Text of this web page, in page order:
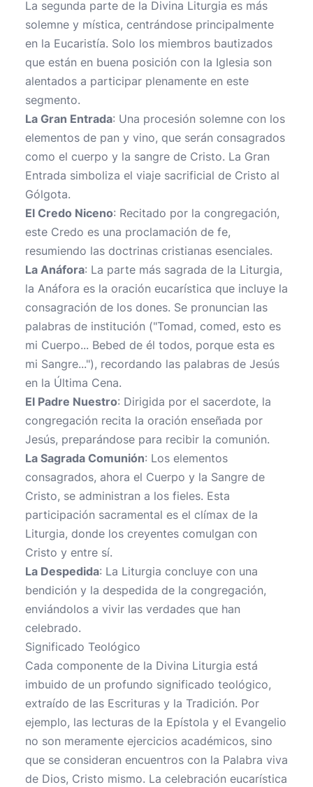
La segunda parte de la Divina Liturgia es más
solemne y mística, centrándose principalmente
en la Eucaristía. Solo los miembros bautizados
que están en buena posición con la Iglesia son
alentados a participar plenamente en este
segmento.
La Gran Entrada: Una procesión solemne con los
elementos de pan y vino, que serán consagrados
como el cuerpo y la sangre de Cristo. La Gran
Entrada simboliza el viaje sacrificial de Cristo al
Gólgota.
El Credo Niceno: Recitado por la congregación,
este Credo es una proclamación de fe,
resumiendo las doctrinas cristianas esenciales.
La Anáfora: La parte más sagrada de la Liturgia,
la Anáfora es la oración eucarística que incluye la
consagración de los dones. Se pronuncian las
palabras de institución ("Tomad, comed, esto es
mi Cuerpo... Bebed de él todos, porque esta es
mi Sangre..."), recordando las palabras de Jesús
en la Última Cena.
El Padre Nuestro: Dirigida por el sacerdote, la
congregación recita la oración enseñada por
Jesús, preparándose para recibir la comunión.
La Sagrada Comunión: Los elementos
consagrados, ahora el Cuerpo y la Sangre de
Cristo, se administran a los fieles. Esta
participación sacramental es el clímax de la
Liturgia, donde los creyentes comulgan con
Cristo y entre sí.
La Despedida: La Liturgia concluye con una
bendición y la despedida de la congregación,
enviándolos a vivir las verdades que han
celebrado.
Significado Teológico
Cada componente de la Divina Liturgia está
imbuido de un profundo significado teológico,
extraído de las Escrituras y la Tradición. Por
ejemplo, las lecturas de la Epístola y el Evangelio
no son meramente ejercicios académicos, sino
que se consideran encuentros con la Palabra viva
de Dios, Cristo mismo. La celebración eucarística